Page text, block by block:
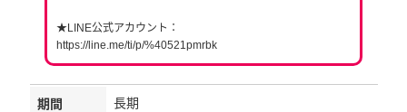
★LINE公式アカウント：
https://line.me/ti/p/%40521pmrbk
期間 長期